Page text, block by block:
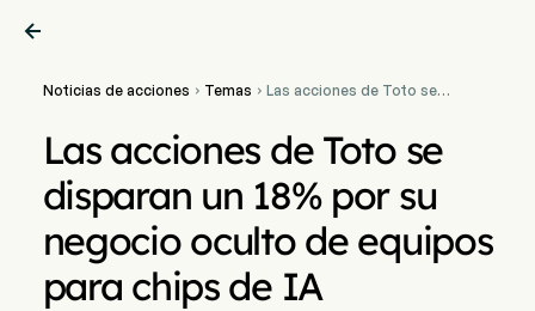

Noticias de acciones  Temas  Las acciones de Toto se
para chips de IA
Las acciones de Toto se
disparan un 18% por su
negocio oculto de equipos
para chips de IA